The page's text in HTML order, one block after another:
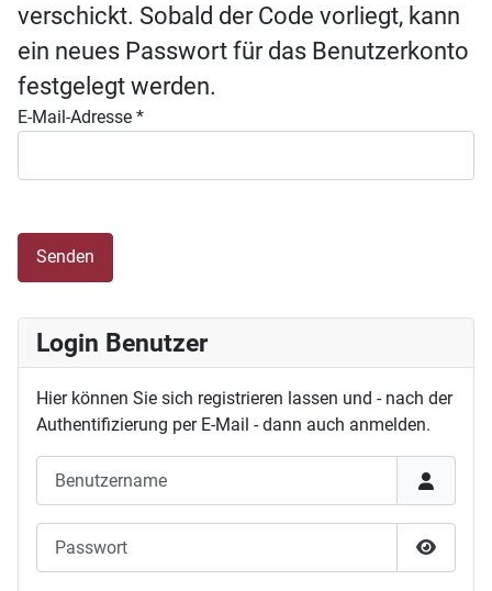
verschickt. Sobald der Code vorliegt, kann
ein neues Passwort für das Benutzerkonto
festgelegt werden.
E-Mail-Adresse *
Senden
Login Benutzer
Hier können Sie sich registrieren lassen und - nach der
Authentifizierung per E-Mail - dann auch anmelden.